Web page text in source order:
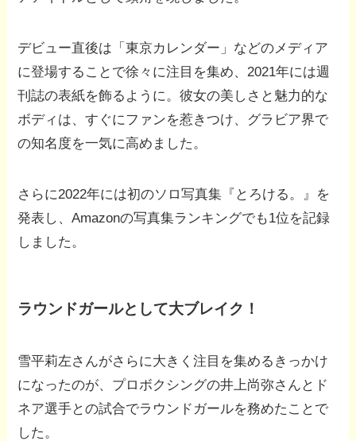
デビュー直後は「東京カレンダー」などのメディア
に登場することで徐々に注目を集め、2021年には週
刊誌の表紙を飾るように。彼女の美しさと魅力的な
ボディは、すぐにファンを惹きつけ、グラビア界で
の知名度を一気に高めました。
さらに2022年には初のソロ写真集『とろける。』を
発表し、Amazonの写真集ランキングでも1位を記録
しました。
ラウンドガールとして大ブレイク！
雪平莉左さんがさらに大きく注目を集めるきっかけ
になったのが、プロボクシングの井上尚弥さんとド
ネア選手との試合でラウンドガールを務めたことで
した。